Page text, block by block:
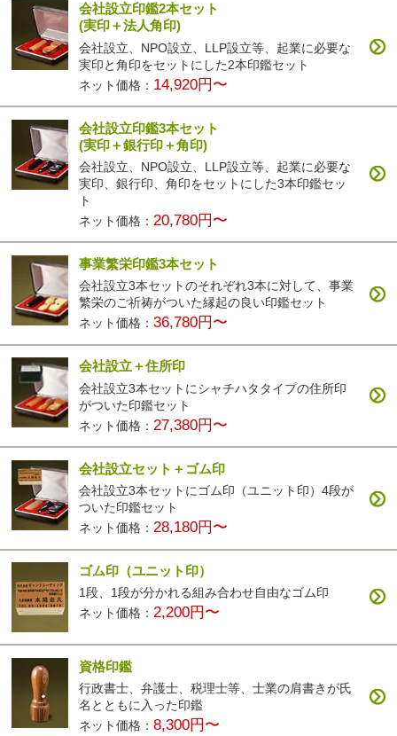
会社設立印鑑2本セット
(実印＋法人角印)
会社設立、NPO設立、LLP設立等、起業に必要な
実印と角印をセットにした2本印鑑セット
ネット価格： 14,920円〜
会社設立印鑑3本セット
(実印＋銀行印＋角印)
会社設立、NPO設立、LLP設立等、起業に必要な
実印、銀行印、角印をセットにした3本印鑑セッ
ト
ネット価格： 20,780円〜
事業繁栄印鑑3本セット
会社設立3本セットのそれぞれ3本に対して、事業
繁栄のご祈祷がついた縁起の良い印鑑セット
ネット価格：36,780円〜
会社設立＋住所印
会社設立3本セットにシャチハタタイプの住所印
がついた印鑑セット
ネット価格： 27,380円〜
会社設立セット＋ゴム印
会社設立3本セットにゴム印（ユニット印）4段が
ついた印鑑セット
ネット価格： 28,180円〜
ゴム印（ユニット印）
1段、1段が分かれる組み合わせ自由なゴム印
ネット価格：2,200円〜
資格印鑑
行政書士、弁護士、税理士等、士業の肩書きが氏
名とともに入った印鑑
ネット価格：8,300円〜